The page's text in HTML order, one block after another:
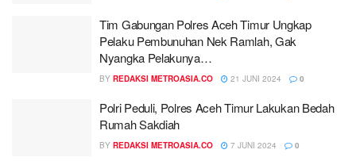
Tim Gabungan Polres Aceh Timur Ungkap
Pelaku Pembunuhan Nek Ramlah, Gak
Nyangka Pelakunya…
BY REDAKSI METROASIA.CO 21 JUNI 2024 0
Polri Peduli, Polres Aceh Timur Lakukan Bedah
Rumah Sakdiah
BY REDAKSI METROASIA.CO 7 JUNI 2024 0